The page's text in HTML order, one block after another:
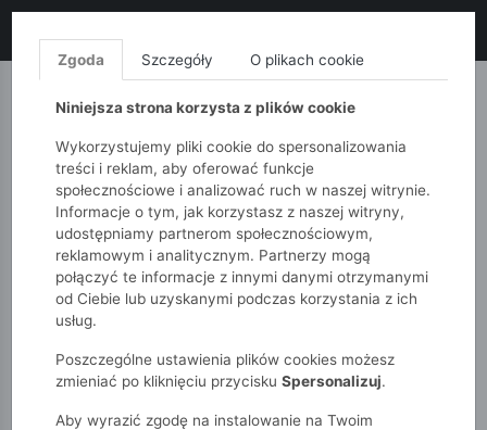
MONNARI QUIOSQUE
51015kids Dziewczynki 2-7 lat
Akcesoria
Biżuteria
BIŻUTERIA
Zgoda Szczegóły O plikach cookie
Niniejsza strona korzysta z plików cookie
Wykorzystujemy pliki cookie do spersonalizowania
treści i reklam, aby oferować funkcje
społecznościowe i analizować ruch w naszej witrynie.
Informacje o tym, jak korzystasz z naszej witryny,
udostępniamy partnerom społecznościowym,
reklamowym i analitycznym. Partnerzy mogą
połączyć te informacje z innymi danymi otrzymanymi
od Ciebie lub uzyskanymi podczas korzystania z ich
usług.
Poszczególne ustawienia plików cookies możesz
zmieniać po kliknięciu przycisku Spersonalizuj.
Aby wyrazić zgodę na instalowanie na Twoim